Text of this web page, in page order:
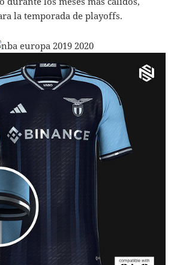
la temporada de playoffs.